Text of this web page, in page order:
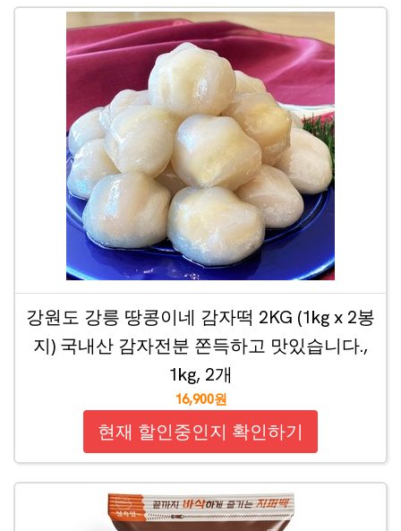
강원도 강릉 땅콩이네 감자떡 2KG (1kg x 2봉
지) 국내산 감자전분 쫀득하고 맛있습니다.,
1kg, 2개
16,900원
현재 할인중인지 확인하기